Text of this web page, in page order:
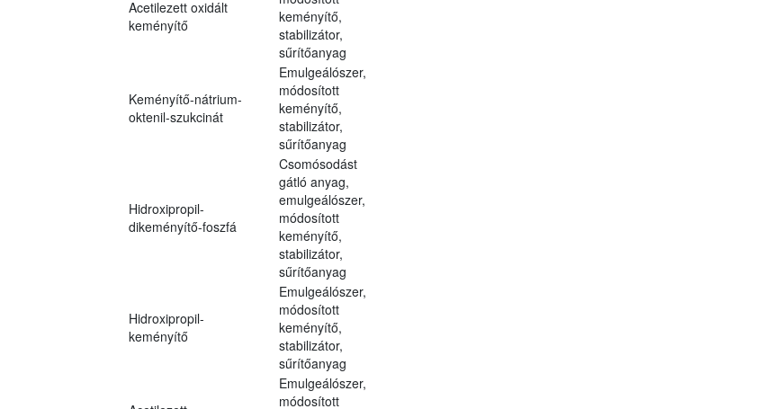
Acetilezett oxidált
keményítő
keményítő,
stabilizátor,
sűrítőanyag
Keményítő-nátrium-
oktenil-szukcinát
Emulgeálószer,
módosított
keményítő,
stabilizátor,
sűrítőanyag
Hidroxipropil-
dikeményítő-foszfá
Csomósodást
gátló anyag,
emulgeálószer,
módosított
keményítő,
stabilizátor,
sűrítőanyag
Hidroxipropil-
keményítő
Emulgeálószer,
módosított
keményítő,
stabilizátor,
sűrítőanyag
Emulgeálószer,
módosított